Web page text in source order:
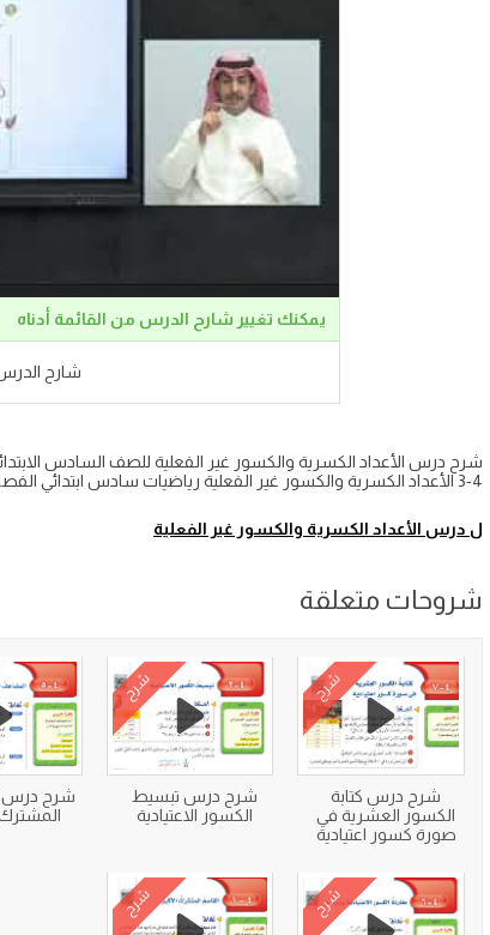
يمكنك تغيير شارح الدرس من القائمة أدناه
شارح
4-3 الأعداد الكسرية والكسور غير الفعلية رياضيات سادس ابتدائي الفصل الدراسي الثاني على موقع واجباتي
ل درس الأعداد الكسرية والكسور غير الفعلية
شروحات متعلقة
شرح
شرح درس كتابة
الكسور العشرية في
صورة كسور اعتيادية
شرح
شرح درس تبسيط
الكسور الاعتيادية
شرح درس
شرح شرح